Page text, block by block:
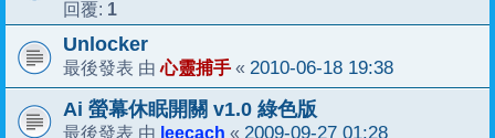
回覆: 1
Unlocker
最後發表 由心靈捕手 « 2010-06-18 19:38
Ai 螢幕休眠開關 v1.0 綠色版
最後發表 由 leecach « 2009-09-27 01:28